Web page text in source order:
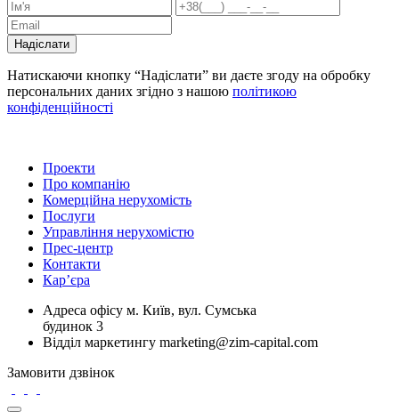
Надіслати
Натискаючи кнопку “Надіслати” ви даєте згоду на обробку
персональних даних згідно з нашою політикою
конфіденційності
Проекти
Про компанію
Комерційна нерухомість
Послуги
Управління нерухомістю
Прес-центр
Контакти
Кар’єра
Адреса офісу м. Київ, вул. Сумська
будинок 3
Відділ маркетингу marketing@zim-capital.com
Замовити дзвінок